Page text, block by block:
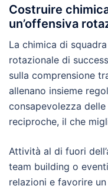
Costruire
un’offensiva
La chimica di
rotazionale di
sulla comprensione
allenano insieme
consapevolezza
reciproche, il che
Attività al di fuori
team building o
relazioni e favorire